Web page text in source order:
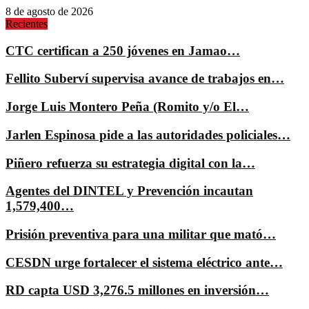
8 de agosto de 2026
Recientes
CTC certifican a 250 jóvenes en Jamao…
Fellito Suberví supervisa avance de trabajos en…
Jorge Luis Montero Peña (Romito y/o El…
Jarlen Espinosa pide a las autoridades policiales…
Piñero refuerza su estrategia digital con la…
Agentes del DINTEL y Prevención incautan
1,579,400…
Prisión preventiva para una militar que mató…
CESDN urge fortalecer el sistema eléctrico ante…
RD capta USD 3,276.5 millones en inversión…